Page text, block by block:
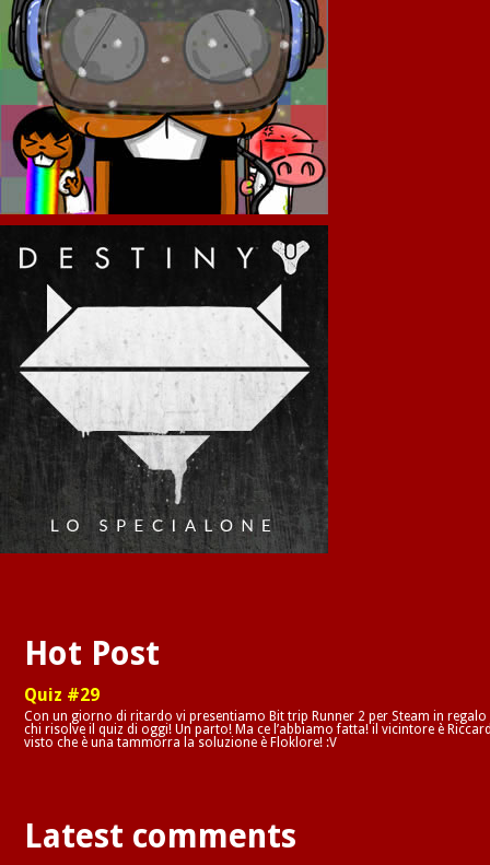
Hot Post
Quiz #29
Con un giorno di ritardo vi presentiamo Bit trip Runner 2 per Steam in regalo
chi risolve il quiz di oggi! Un parto! Ma ce l’abbiamo fatta! il vicintore è
visto che è una tammorra la soluzione è Floklore! :V
Latest comments